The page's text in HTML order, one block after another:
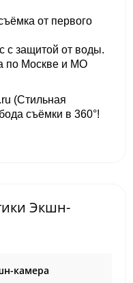
от первого
с защитой от воды.
по Москве и МО
(Стильная
съёмки в 360°!
Экшн-
камера